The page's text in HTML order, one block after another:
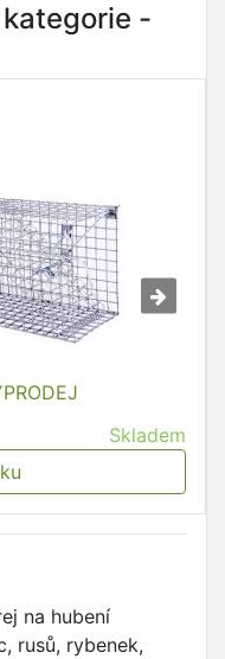
-
Skladem
na hubení
rusů, rybenek,